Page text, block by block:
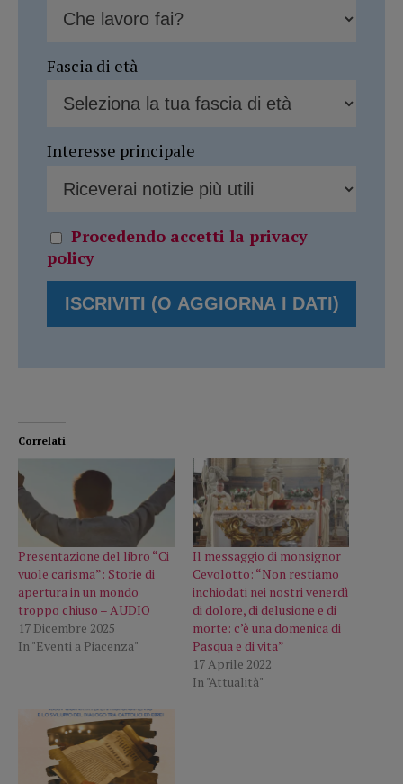
Fascia di età
Interesse principale
Procedendo accetti la privacy
policy
Correlati
Presentazione del libro “Ci
vuole carisma”: Storie di
apertura in un mondo
troppo chiuso – AUDIO
17 Dicembre 2025
In "Eventi a Piacenza"
Il messaggio di monsignor
Cevolotto: “Non restiamo
inchiodati nei nostri venerdì
di dolore, di delusione e di
morte: c’è una domenica di
Pasqua e di vita”
17 Aprile 2022
In "Attualità"